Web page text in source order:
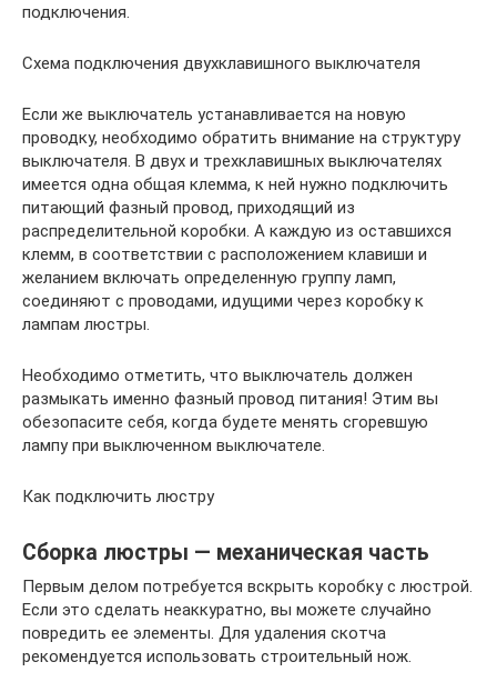
подключения.
Схема подключения двухклавишного выключателя
Если же выключатель устанавливается на новую
проводку, необходимо обратить внимание на структуру
выключателя. В двух и трехклавишных выключателях
имеется одна общая клемма, к ней нужно подключить
питающий фазный провод, приходящий из
распределительной коробки. А каждую из оставшихся
клемм, в соответствии с расположением клавиши и
желанием включать определенную группу ламп,
соединяют с проводами, идущими через коробку к
лампам люстры.
Необходимо отметить, что выключатель должен
размыкать именно фазный провод питания! Этим вы
обезопасите себя, когда будете менять сгоревшую
лампу при выключенном выключателе.
Как подключить люстру
Сборка люстры — механическая часть
Первым делом потребуется вскрыть коробку с люстрой.
Если это сделать неаккуратно, вы можете случайно
повредить ее элементы. Для удаления скотча
рекомендуется использовать строительный нож.